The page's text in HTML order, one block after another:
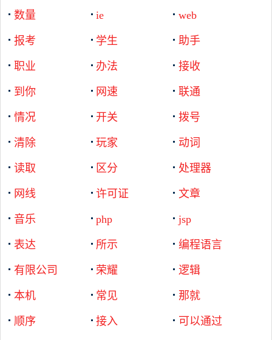
数量 ie web
报考 学生 助手
职业 办法 接收
到你 网速 联通
情况 开关 拨号
清除 玩家 动词
读取 区分 处理器
网线 许可证 文章
音乐 php jsp
表达 所示 编程语言
有限公司 荣耀 逻辑
本机 常见 那就
顺序 接入 可以通过